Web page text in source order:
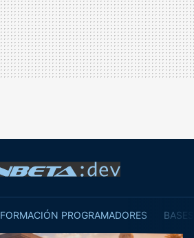
FORMACIÓN PROGRAMADORES